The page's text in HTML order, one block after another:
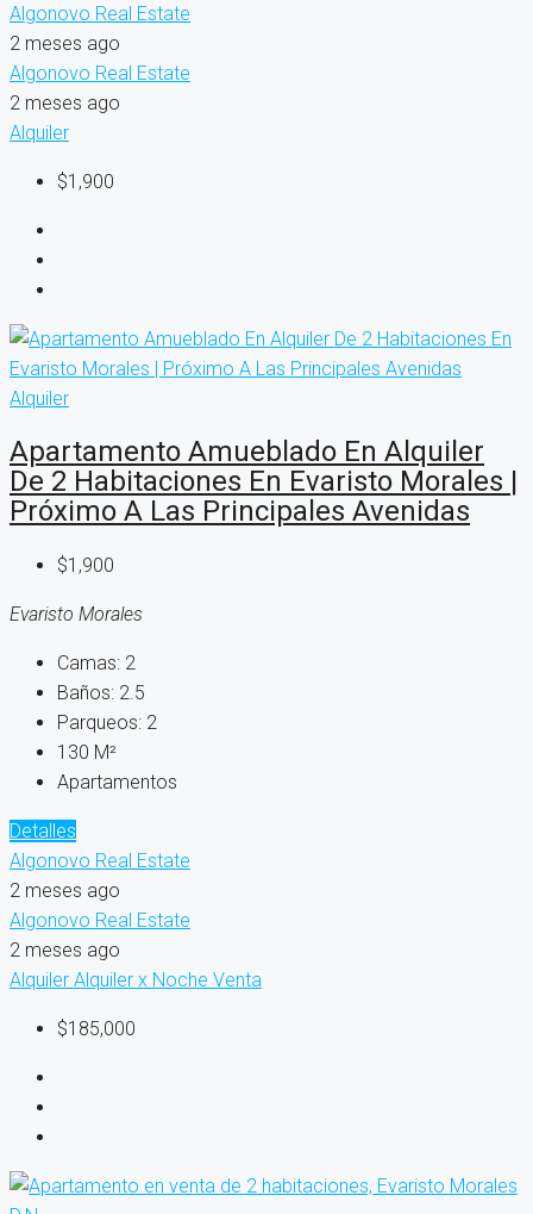
Algonovo Real Estate
2 meses ago
Algonovo Real Estate
2 meses ago
Alquiler
$1,900
Alquiler
Apartamento Amueblado En Alquiler
De 2 Habitaciones En Evaristo Morales |
Próximo A Las Principales Avenidas
$1,900
Evaristo Morales
Camas: 2
Baños: 2.5
Parqueos: 2
130 M²
Apartamentos
Detalles
Algonovo Real Estate
2 meses ago
Algonovo Real Estate
2 meses ago
Alquiler Alquiler x Noche Venta
$185,000